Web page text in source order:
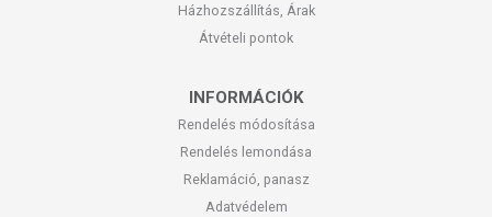
Házhozszállítás, Árak
Átvételi pontok
INFORMÁCIÓK
Rendelés módosítása
Rendelés lemondása
Reklamáció, panasz
Adatvédelem